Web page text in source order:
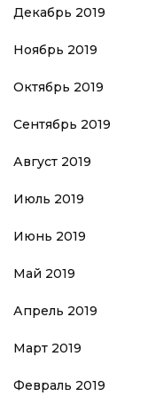
Декабрь 2019
Ноябрь 2019
Октябрь 2019
Сентябрь 2019
Август 2019
Июль 2019
Июнь 2019
Май 2019
Апрель 2019
Март 2019
Февраль 2019